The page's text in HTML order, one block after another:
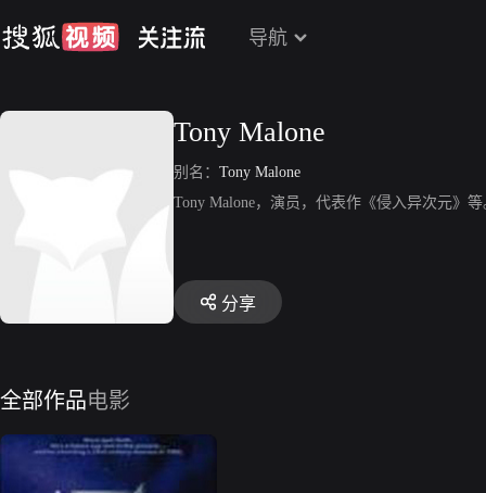
导航
Tony Malone
别名： Tony Malone
Tony Malone，演员，代表作《侵入异次元》等
分享
全部作品电影